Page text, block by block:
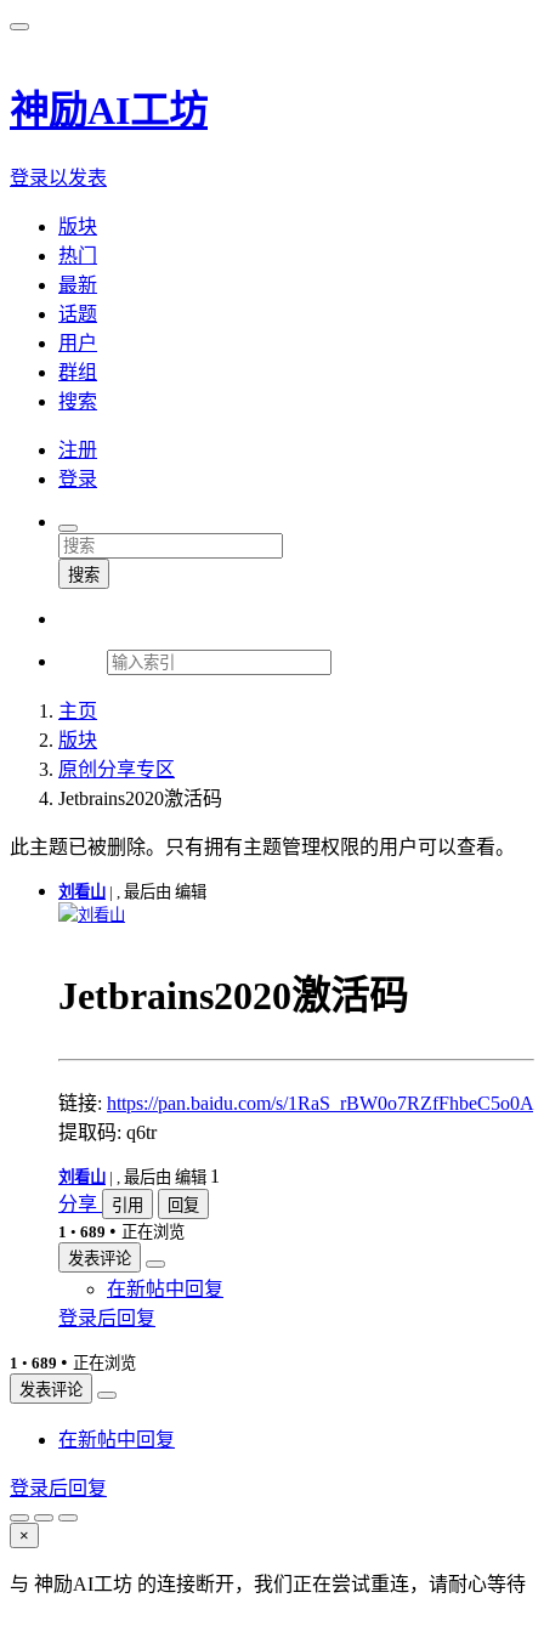
神励AI工坊
登录以发表
版块
热门
最新
话题
用户
群组
搜索
注册
登录
搜索
主页
版块
原创分享专区
Jetbrains2020激活码
此主题已被删除。只有拥有主题管理权限的用户可以查看。
刘看山 |
, 最后由 编辑
刘看山
Jetbrains2020激活码
链接: https://pan.baidu.com/s/1RaS_rBW0o7RZfFhbeC5o0A
提取码: q6tr
刘看山 | , 最后由 编辑 1
分享
引用
回复
1 • 689 • 正在浏览
发表评论
在新帖中回复
登录后回复
1 • 689 • 正在浏览
发表评论
在新帖中回复
登录后回复
×
与 神励AI工坊 的连接断开，我们正在尝试重连，请耐心等待